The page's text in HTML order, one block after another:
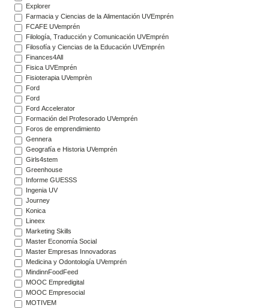
Explorer
Farmacia y Ciencias de la Alimentación UVEmprén
FCAFE UVemprén
Filología, Traducción y Comunicación UVEmprén
Filosofía y Ciencias de la Educación UVEmprén
Finances4All
Fisica UVEmprén
Fisioterapia UVemprèn
Ford
Ford
Ford Accelerator
Formación del Profesorado UVemprén
Foros de emprendimiento
Gennera
Geografía e Historia UVemprén
Girls4stem
Greenhouse
Informe GUESSS
Ingenia UV
Journey
Konica
Lineex
Marketing Skills
Master Economía Social
Master Empresas Innovadoras
Medicina y Odontología UVemprén
MindinnFoodFeed
MOOC Empredigital
MOOC Empresocial
MOTIVEM